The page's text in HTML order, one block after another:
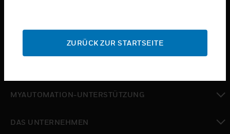
toggle view
toggle view
MYAUTOMATION-UNTERSTÜTZUNG
DAS UNTERNEHMEN
ZURÜCK ZUR STARTSEITE